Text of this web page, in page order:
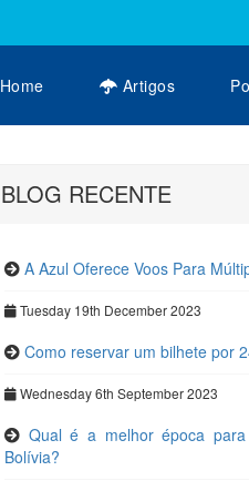
Home Artigos
BLOG RECENTE
A Azul Oferece Voos Para
Tuesday 19th December 2023
Como reservar um bilhete por
Wednesday 6th September 2023
Qual é a melhor época
Bolívia?